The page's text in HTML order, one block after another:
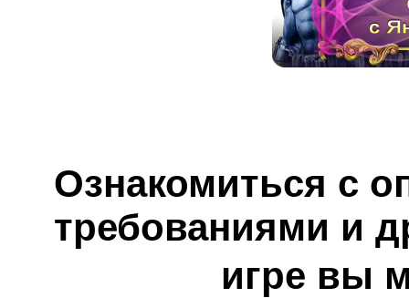
Ознакомиться с
требованиями и
игре вы